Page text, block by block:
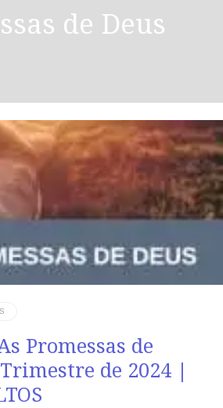
de Deus
Promessas de
de 2024 |